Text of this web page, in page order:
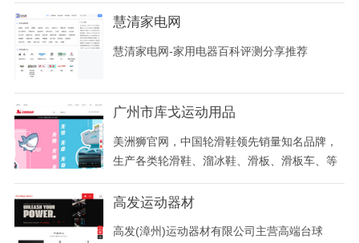
牙买加等球队都是Kappa 的忠实支持者。
慧清家电网
慧清家电网-家用电器百科评测分享推荐
广州市库戈运动用品
美洲狮官网，中国轮滑鞋领先销量知名品牌，
生产各类轮滑鞋、溜冰鞋、滑板、滑板车、等
高发运动器材
高发(漳州)运动器材有限公司主营高端台球